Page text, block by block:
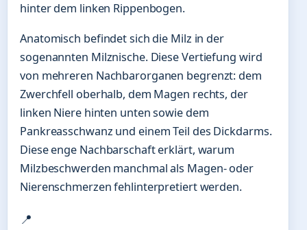
hinter dem linken Rippenbogen.
Anatomisch befindet sich die Milz in der
sogenannten Milznische. Diese Vertiefung wird
von mehreren Nachbarorganen begrenzt: dem
Zwerchfell oberhalb, dem Magen rechts, der
linken Niere hinten unten sowie dem
Pankreasschwanz und einem Teil des Dickdarms.
Diese enge Nachbarschaft erklärt, warum
Milzbeschwerden manchmal als Magen- oder
Nierenschmerzen fehlinterpretiert werden.
📍